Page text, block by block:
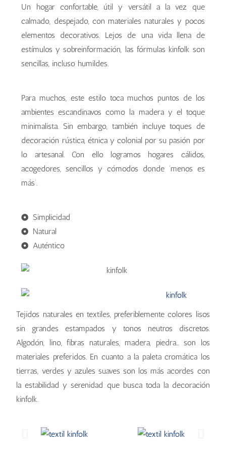
Un hogar confortable, útil y versátil a la vez que
calmado, despejado, con materiales naturales y pocos
elementos decorativos. Lejos de una vida llena de
estímulos y sobreinformación, las fórmulas kinfolk son
sencillas, incluso humildes.
Para muchos, este estilo toca muchos puntos de los
ambientes escandinavos como la madera y el toque
minimalista. Sin embargo, también incluye toques de
decoración rústica, étnica y colonial por su pasión por
lo artesanal. Con ello logramos hogares cálidos,
acogedores, sencillos y cómodos donde ‘menos es
más’.
Simplicidad
Natural
Auténtico
Tejidos naturales en textiles, preferiblemente colores lisos
sin grandes estampados y tonos neutros discretos.
Algodón, lino, fibras naturales, madera, piedra… son los
materiales preferidos. En cuanto a la paleta cromática los
tierras, verdes y azules suaves son los más acordes con
la estabilidad y serenidad que busca toda la decoración
kinfolk.